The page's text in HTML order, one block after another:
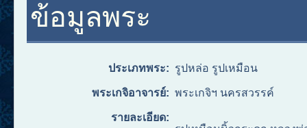
ข้อมูลพระ
ประเภทพระ: รูปหล่อ รูปเหมือน
พระเกจิอาจารย์: พระเกจิฯ นครสวรรค์
รายละเอียด: